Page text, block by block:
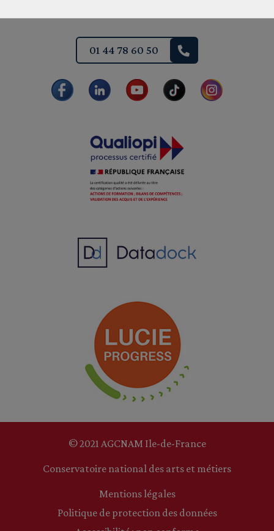
01 44 78 60 50
© 2021 AGCNAM Ile-de-France
Conservatoire national des arts et métiers
Mentions légales
Politique de protection des données